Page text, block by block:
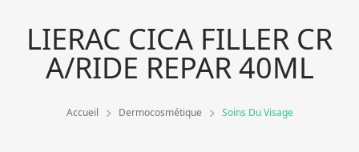
LIERAC CICA FILLER CR
A/RIDE REPAR 40ML
Accueil Dermocosmétique Soins Du Visage